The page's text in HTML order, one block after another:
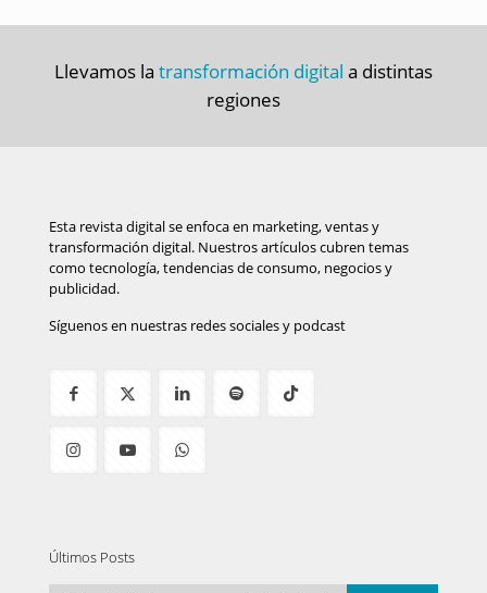
Llevamos la transformación digital a distintas
regiones
Esta revista digital se enfoca en marketing, ventas y
transformación digital. Nuestros artículos cubren temas
como tecnología, tendencias de consumo, negocios y
publicidad.
Síguenos en nuestras redes sociales y podcast
Últimos Posts